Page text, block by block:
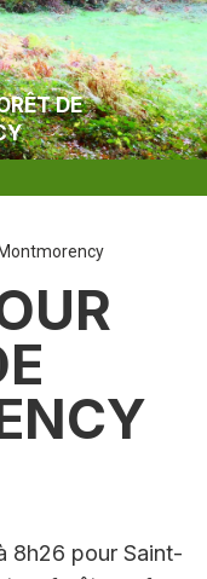
DE
8h26 pour Saint-